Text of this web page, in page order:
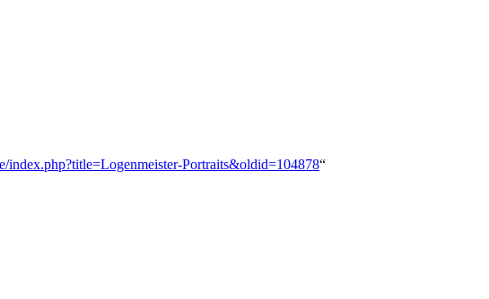
index.php?title=Logenmeister-Portraits&oldid=104878“